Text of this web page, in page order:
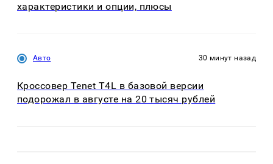
характеристики и опции, плюсы
Авто 30 минут назад
Кроссовер Tenet T4L в базовой версии
подорожал в августе на 20 тысяч рублей